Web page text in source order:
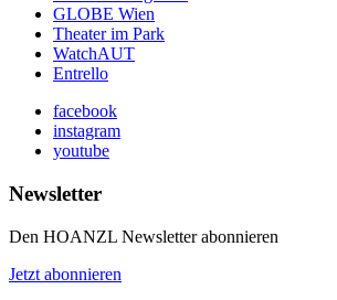
GLOBE Wien
Theater im Park
WatchAUT
Entrello
facebook
instagram
youtube
Newsletter
Den HOANZL Newsletter abonnieren
Jetzt abonnieren